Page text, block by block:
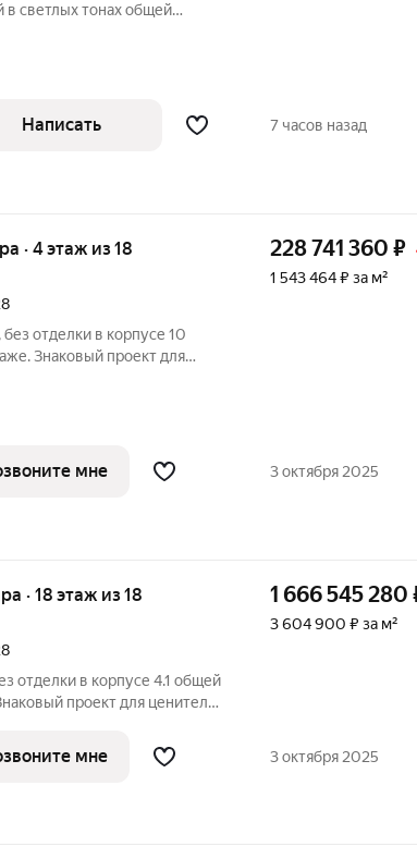
в светлых тонах общей
кухня-гостиная с
Написать 7 часов назад
· 4 этаж из 18
отделки в корпусе 10
Знаковый проект для
проспекте и
228 741 360 ₽
1 543 464 ₽ за м²
мне 3 октября 2025
· 18 этаж из 18
отделки в корпусе 4.1 общей
проект для ценителей
и воплощает новую
1 666 545 280
3 604 900 ₽ за м²
мне 3 октября 2025